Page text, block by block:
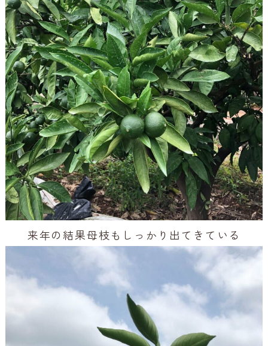
来年の結果母枝もしっかり出てきている